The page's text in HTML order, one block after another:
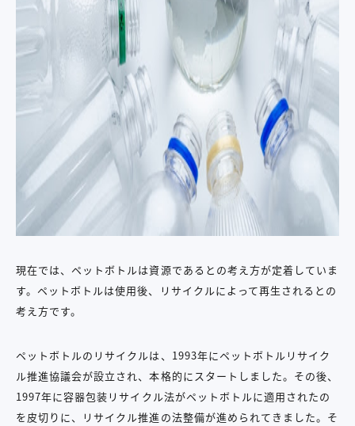
現在では、ペットボトルは資源であるとの考え方が定着していま
す。ペットボトルは使用後、リサイクルによって再生されるとの
考え方です。
ペットボトルのリサイクルは、1993年にペットボトルリサイク
ル推進協議会が設立され、本格的にスタートしました。その後、
1997年に容器包装リサイクル法がペットボトルに適用されたの
を皮切りに、リサイクル推進の法整備が進められてきました。そ